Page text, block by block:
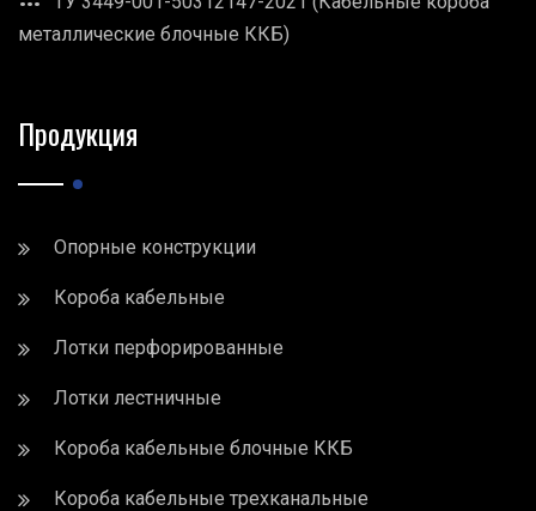
металлические блочные ККБ)
Продукция
Опорные конструкции
Короба кабельные
Лотки перфорированные
Лотки лестничные
Короба кабельные блочные ККБ
Короба кабельные трехканальные